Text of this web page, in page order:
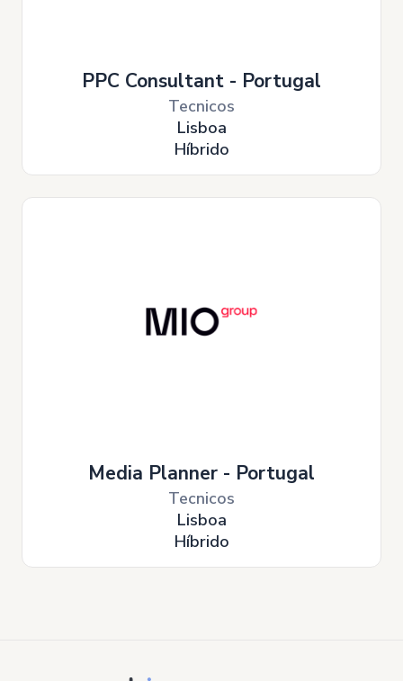
PPC Consultant - Portugal
Tecnicos
Lisboa
Híbrido
Media Planner - Portugal
Tecnicos
Lisboa
Híbrido